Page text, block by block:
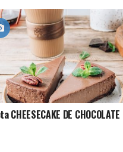
CHEESECAKE DE CHOCOLATE